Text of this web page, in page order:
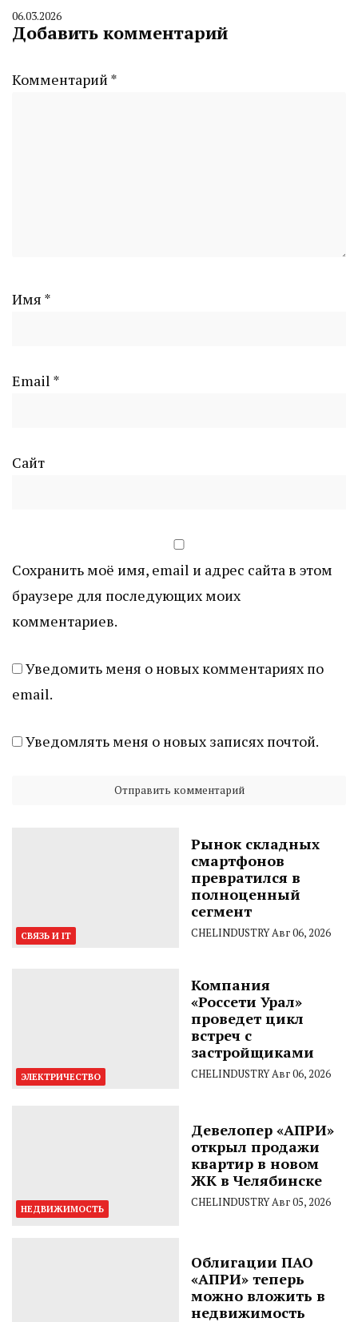
By
CHELINDUSTRY
06.03.2026
Добавить комментарий
Комментарий *
Имя *
Email *
Сайт
Сохранить моё имя, email и адрес сайта в этом
браузере для последующих моих
комментариев.
Уведомить меня о новых комментариях по
email.
Уведомлять меня о новых записях почтой.
СВЯЗЬ И IT
Рынок складных
смартфонов
превратился в
полноценный
сегмент
CHELINDUSTRYАвг 06, 2026
ЭЛЕКТРИЧЕСТВО
Компания
«Россети Урал»
проведет цикл
встреч с
застройщиками
CHELINDUSTRYАвг 06, 2026
НЕДВИЖИМОСТЬ
Девелопер «АПРИ»
открыл продажи
квартир в новом
ЖК в Челябинске
CHELINDUSTRYАвг 05, 2026
Облигации ПАО
«АПРИ» теперь
можно вложить в
недвижимость